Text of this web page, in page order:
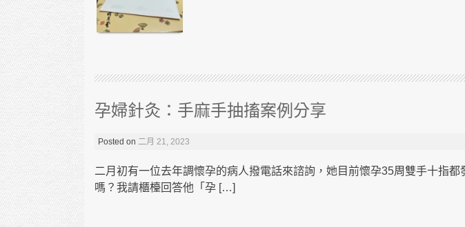
孕婦針灸：手麻手抽搐案例分享
Posted on 二月 21, 2023
二月初有一位去年調懷孕的病人撥電話來諮詢，她目前懷孕35周雙手十指都
嗎？我請櫃檯回答他「孕 […]